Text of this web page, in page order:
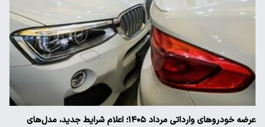
عرضه خودروهای وارداتی مرداد ۱۴۰۵؛ اعلام شرایط جدید، مدل‌های